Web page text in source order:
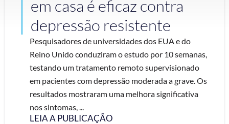
em casa é eficaz contra
depressão resistente
Pesquisadores de universidades dos EUA e do
Reino Unido conduziram o estudo por 10 semanas,
testando um tratamento remoto supervisionado
em pacientes com depressão moderada a grave. Os
resultados mostraram uma melhora significativa
nos sintomas, ...
LEIA A PUBLICAÇÃO